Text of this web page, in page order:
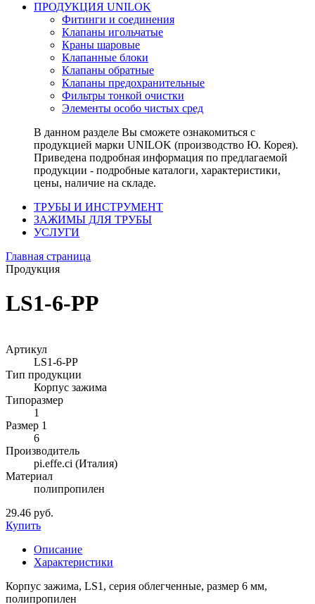
ПРОДУКЦИЯ UNILOK
Фитинги и соединения
Клапаны игольчатые
Краны шаровые
Клапанные блоки
Клапаны обратные
Клапаны предохранительные
Фильтры тонкой очистки
Элементы особо чистых сред
В данном разделе Вы сможете ознакомиться с
продукцией марки UNILOK (производство Ю. Корея).
Приведена подробная информация по предлагаемой
продукции - подробные каталоги, характеристики,
цены, наличие на складе.
ТРУБЫ И ИНСТРУМЕНТ
ЗАЖИМЫ ДЛЯ ТРУБЫ
УСЛУГИ
Главная страница
Продукция
LS1-6-PP
Артикул
LS1-6-PP
Тип продукции
Корпус зажима
Типоразмер
1
Размер 1
6
Производитель
pi.effe.ci (Италия)
Материал
полипропилен
29.46 руб.
Купить
Описание
Характеристики
Корпус зажима, LS1, серия облегченные, размер 6 мм,
полипропилен